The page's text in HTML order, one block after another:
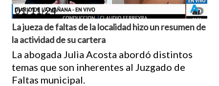
01/11/24
La jueza de faltas de la localidad hizo un resumen de
la actividad de su cartera
La abogada Julia Acosta abordó distintos
temas que son inherentes al Juzgado de
Faltas municipal.